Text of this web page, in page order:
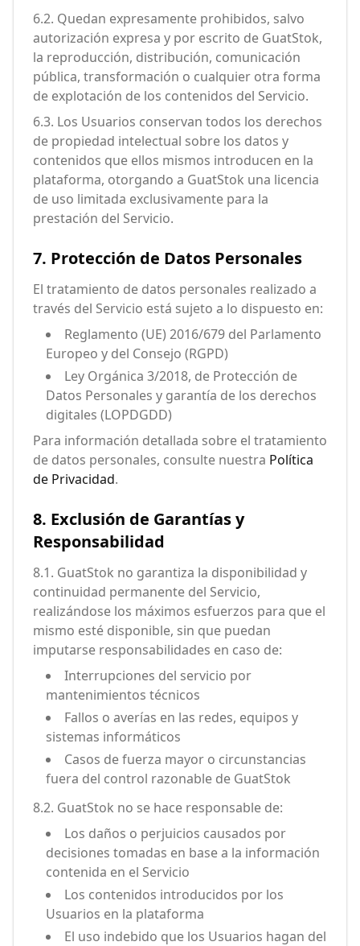
6.2. Quedan expresamente prohibidos, salvo
autorización expresa y por escrito de GuatStok,
la reproducción, distribución, comunicación
pública, transformación o cualquier otra forma
de explotación de los contenidos del Servicio.
6.3. Los Usuarios conservan todos los derechos
de propiedad intelectual sobre los datos y
contenidos que ellos mismos introducen en la
plataforma, otorgando a GuatStok una licencia
de uso limitada exclusivamente para la
prestación del Servicio.
7. Protección de Datos Personales
El tratamiento de datos personales realizado a
través del Servicio está sujeto a lo dispuesto en:
Reglamento (UE) 2016/679 del Parlamento
Europeo y del Consejo (RGPD)
Ley Orgánica 3/2018, de Protección de
Datos Personales y garantía de los derechos
digitales (LOPDGDD)
Para información detallada sobre el tratamiento
de datos personales, consulte nuestra Política
de Privacidad.
8. Exclusión de Garantías y
Responsabilidad
8.1. GuatStok no garantiza la disponibilidad y
continuidad permanente del Servicio,
realizándose los máximos esfuerzos para que el
mismo esté disponible, sin que puedan
imputarse responsabilidades en caso de:
Interrupciones del servicio por
mantenimientos técnicos
Fallos o averías en las redes, equipos y
sistemas informáticos
Casos de fuerza mayor o circunstancias
fuera del control razonable de GuatStok
8.2. GuatStok no se hace responsable de:
Los daños o perjuicios causados por
decisiones tomadas en base a la información
contenida en el Servicio
Los contenidos introducidos por los
Usuarios en la plataforma
El uso indebido que los Usuarios hagan del